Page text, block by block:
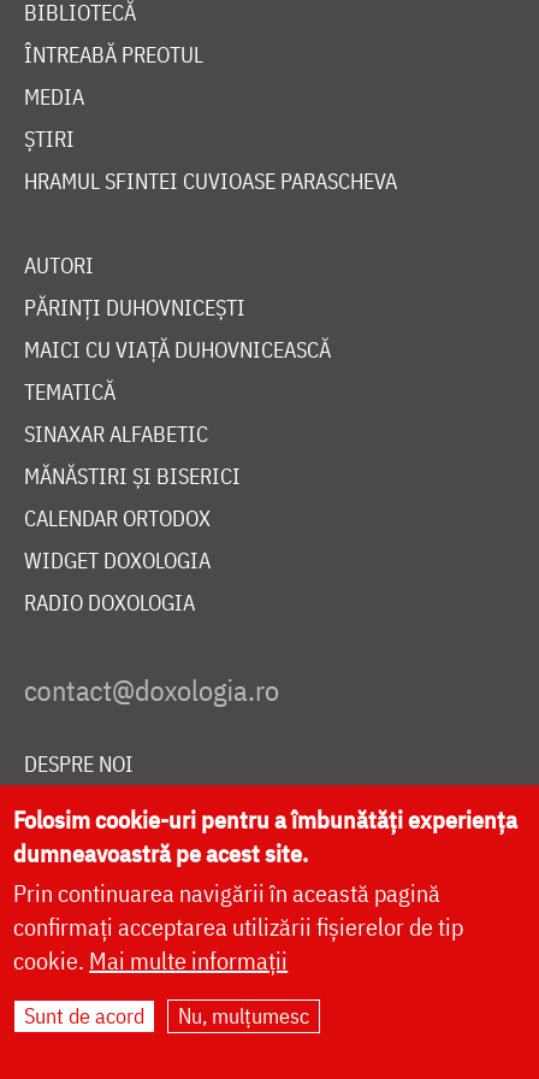
BIBLIOTECĂ
ÎNTREABĂ PREOTUL
MEDIA
ȘTIRI
HRAMUL SFINTEI CUVIOASE PARASCHEVA
AUTORI
PĂRINȚI DUHOVNICEȘTI
MAICI CU VIAȚĂ DUHOVNICEASCĂ
TEMATICĂ
SINAXAR ALFABETIC
MĂNĂSTIRI ȘI BISERICI
CALENDAR ORTODOX
WIDGET DOXOLOGIA
RADIO DOXOLOGIA
DESPRE NOI
POLITICA DE COOKIES
DONEAZĂ ONLINE PENTRU CATEDRALA NAȚIONALĂ
LIVE
Folosim cookie-uri pentru a îmbunătăți experiența
dumneavoastră pe acest site.
Prin continuarea navigării în această pagină
confirmați acceptarea utilizării fișierelor de tip
cookie. Mai multe informații
Sunt de acord Nu, mulțumesc